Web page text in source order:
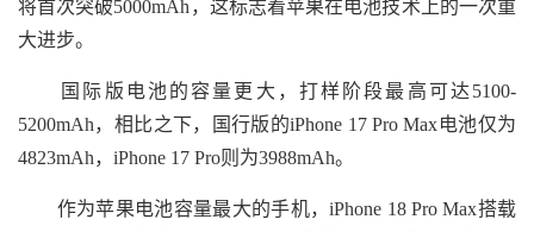
将首次突破5000mAh，这标志着苹果在电池技术上的一次重
大进步。
国际版电池的容量更大，打样阶段最高可达5100-
5200mAh，相比之下，国行版的iPhone 17 Pro Max电池仅为
4823mAh，iPhone 17 Pro则为3988mAh。
作为苹果电池容量最大的手机，iPhone 18 Pro Max搭载